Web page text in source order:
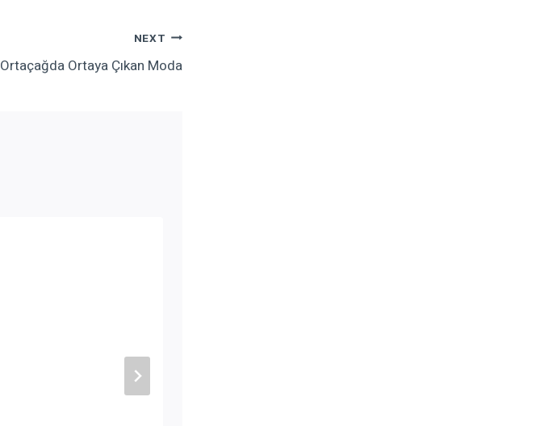
NEXT
Ortaçağda Ortaya Çıkan Moda